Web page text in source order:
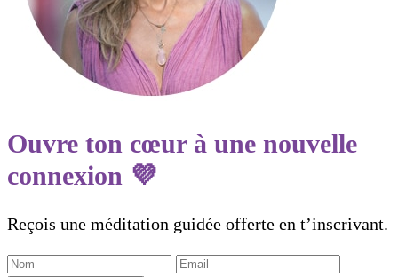
Ouvre ton cœur à une nouvelle
connexion 💜
Reçois une méditation guidée offerte en t’inscrivant.